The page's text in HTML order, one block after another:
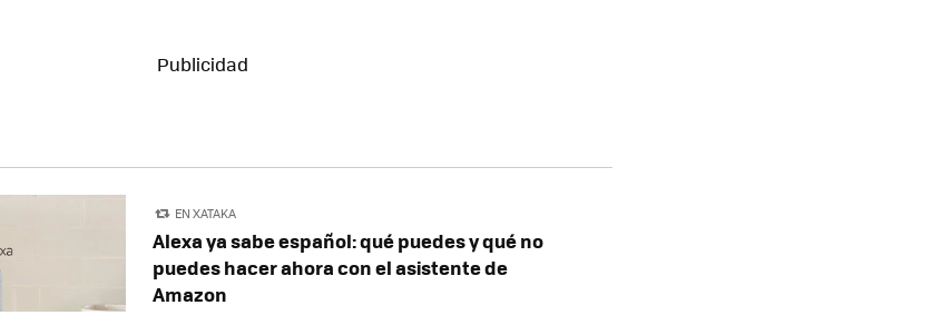
EN XATAKA
Alexa ya sabe español: qué puedes y qué no
puedes hacer ahora con el asistente de
Amazon